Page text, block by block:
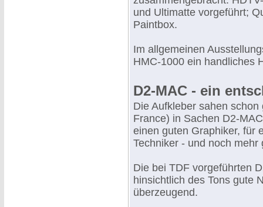
und Ultimatte vorgeführt;
Paintbox.
Im allgemeinen
HMC-1000 ein handliches
D2-MAC - ein
Die Aufkleber sahen
France) in Sachen D2-
einen guten Graphiker, für
Techniker - und noch mehr
Die bei TDF vorgeführten
hinsichtlich des Tons gute
überzeugend.